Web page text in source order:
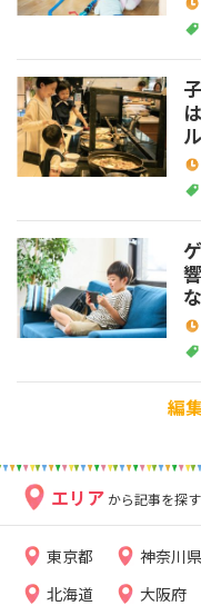
編
エリア から記事を探す
東京都 神奈川県
北海道
大阪府